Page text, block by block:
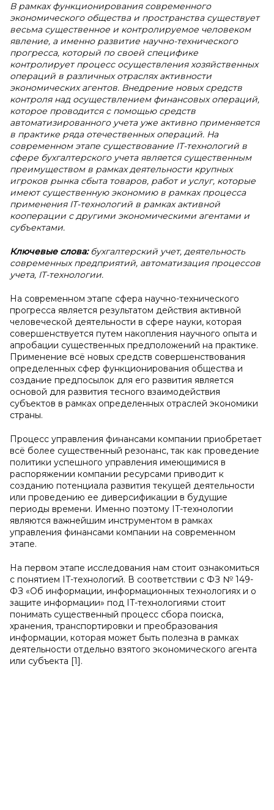
В рамках функционирования современного
экономического общества и пространства существует
весьма существенное и контролируемое человеком
явление, а именно развитие научно-технического
прогресса, который по своей специфике
контролирует процесс осуществления хозяйственных
операций в различных отраслях активности
экономических агентов. Внедрение новых средств
контроля над осуществлением финансовых операций,
которое проводится с помощью средств
автоматизированного учета уже активно применяется
в практике ряда отечественных операций. На
современном этапе существование IT-технологий в
сфере бухгалтерского учета является существенным
преимуществом в рамках деятельности крупных
игроков рынка сбыта товаров, работ и услуг, которые
имеют существенную экономию в рамках процесса
применения IT-технологий в рамках активной
кооперации с другими экономическими агентами и
субъектами.
Ключевые слова:бухгалтерский учет, деятельность
современных предприятий, автоматизация процессов
учета, IT-технологии.
На современном этапе сфера научно-технического
прогресса является результатом действия активной
человеческой деятельности в сфере науки, которая
совершенствуется путем накопления научного опыта и
апробации существенных предположений на практике.
Применение всё новых средств совершенствования
определенных сфер функционирования общества и
создание предпосылок для его развития является
основой для развития тесного взаимодействия
субъектов в рамках определенных отраслей экономики
страны.
Процесс управления финансами компании приобретает
всё более существенный резонанс, так как проведение
политики успешного управления имеющимися в
распоряжении компании ресурсами приводит к
созданию потенциала развития текущей деятельности
или проведению ее диверсификации в будущие
периоды времени. Именно поэтому IT-технологии
являются важнейшим инструментом в рамках
управления финансами компании на современном
этапе.
На первом этапе исследования нам стоит ознакомиться
с понятием IT-технологий. В соответствии с ФЗ № 149-
ФЗ «Об информации, информационных технологиях и о
защите информации» под IT-технологиями стоит
понимать существенный процесс сбора поиска,
хранения, транспортировки и преобразования
информации, которая может быть полезна в рамках
деятельности отдельно взятого экономического агента
или субъекта [1].